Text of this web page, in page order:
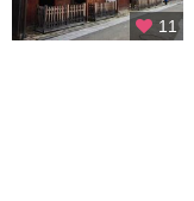
11